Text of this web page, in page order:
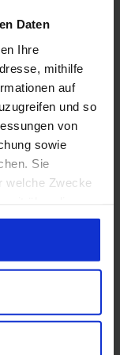
Daten
Ihre
mithilfe
auf
und so
von
sowie
Sie
welche Zwecke
das Privacy
Lage erfassen,
können
bestimmten
27", QD-OLED,
P3)
QD-OLED,
DCI-P3)